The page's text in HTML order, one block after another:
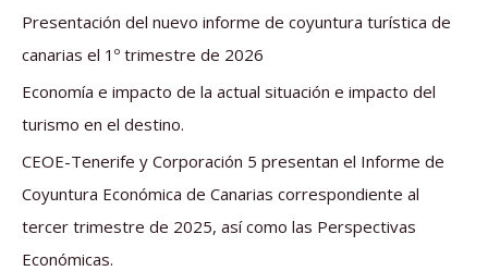
rPresentación del nuevo informe de coyuntura turística de
canarias el 1º trimestre de 2026
Economía e impacto de la actual situación e impacto del
turismo en el destino.
CEOE-Tenerife y Corporación 5 presentan el Informe de
Coyuntura Económica de Canarias correspondiente al
tercer trimestre de 2025, así como las Perspectivas
Económicas.